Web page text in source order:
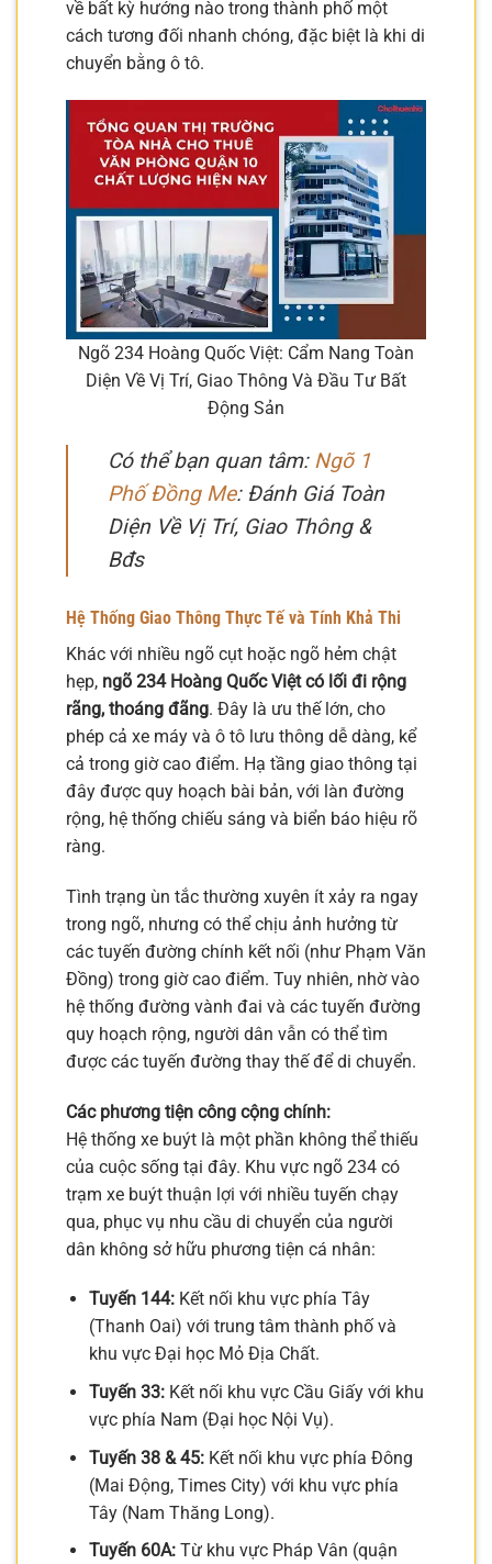
về bất kỳ hướng nào trong thành phố một
cách tương đối nhanh chóng, đặc biệt là khi di
chuyển bằng ô tô.
Ngõ 234 Hoàng Quốc Việt: Cẩm Nang Toàn
Diện Về Vị Trí, Giao Thông Và Đầu Tư Bất
Động Sản
Có thể bạn quan tâm: Ngõ 1
Phố Đồng Me: Đánh Giá Toàn
Diện Về Vị Trí, Giao Thông &
Bđs
Hệ Thống Giao Thông Thực Tế và Tính Khả Thi
Khác với nhiều ngõ cụt hoặc ngõ hẻm chật
hẹp, ngõ 234 Hoàng Quốc Việt có lối đi rộng
rãng, thoáng đãng. Đây là ưu thế lớn, cho
phép cả xe máy và ô tô lưu thông dễ dàng, kể
cả trong giờ cao điểm. Hạ tầng giao thông tại
đây được quy hoạch bài bản, với làn đường
rộng, hệ thống chiếu sáng và biển báo hiệu rõ
ràng.
Tình trạng ùn tắc thường xuyên ít xảy ra ngay
trong ngõ, nhưng có thể chịu ảnh hưởng từ
các tuyến đường chính kết nối (như Phạm Văn
Đồng) trong giờ cao điểm. Tuy nhiên, nhờ vào
hệ thống đường vành đai và các tuyến đường
quy hoạch rộng, người dân vẫn có thể tìm
được các tuyến đường thay thế để di chuyển.
Các phương tiện công cộng chính:
Hệ thống xe buýt là một phần không thể thiếu
của cuộc sống tại đây. Khu vực ngõ 234 có
trạm xe buýt thuận lợi với nhiều tuyến chạy
qua, phục vụ nhu cầu di chuyển của người
dân không sở hữu phương tiện cá nhân:
Tuyến 144:Kết nối khu vực phía Tây
(Thanh Oai) với trung tâm thành phố và
khu vực Đại học Mỏ Địa Chất.
Tuyến 33:Kết nối khu vực Cầu Giấy với khu
vực phía Nam (Đại học Nội Vụ).
Tuyến 38 & 45:Kết nối khu vực phía Đông
(Mai Động, Times City) với khu vực phía
Tây (Nam Thăng Long).
Tuyến 60A:Từ khu vực Pháp Vân (quận